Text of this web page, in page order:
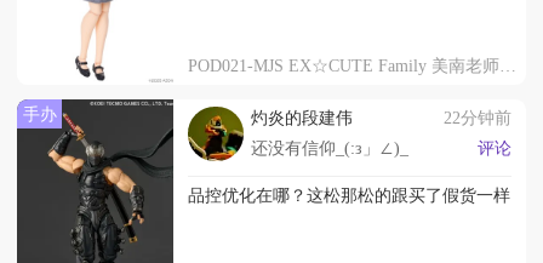
手办 灼炎的段建伟
22分钟前
还没有信仰_(:з」∠)_
评论
品控优化在哪？这松那松的跟买了假货一样